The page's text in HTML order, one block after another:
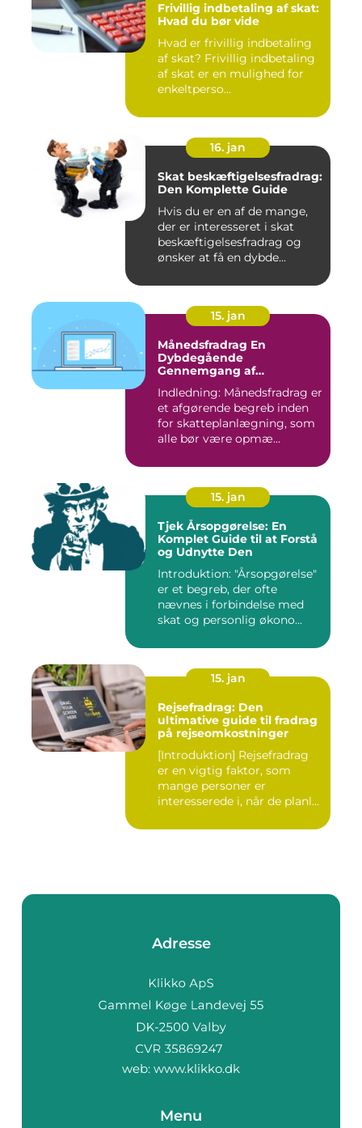
Frivillig indbetaling af skat:
Hvad du bør vide
Hvad er frivillig indbetaling
af skat? Frivillig indbetaling
af skat er en mulighed for
enkeltperso...
16. jan
Skat beskæftigelsesfradrag:
Den Komplette Guide
Hvis du er en af de mange,
der er interesseret i skat
beskæftigelsesfradrag og
ønsker at få en dybde...
15. jan
Månedsfradrag En
Dybdegående
Gennemgang af
Indledning: Månedsfradrag er
et afgørende begreb inden
for skatteplanlægning, som
alle bør være opmæ...
15. jan
Tjek Årsopgørelse: En
Komplet Guide til at Forstå
og Udnytte Den
Introduktion: "Årsopgørelse"
er et begreb, der ofte
nævnes i forbindelse med
skat og personlig økono...
15. jan
Rejsefradrag: Den
ultimative guide til fradrag
på rejseomkostninger
[Introduktion] Rejsefradrag
er en vigtig faktor, som
mange personer er
interesserede i, når de planl...
Adresse
web: www.klikko.dk
Menu